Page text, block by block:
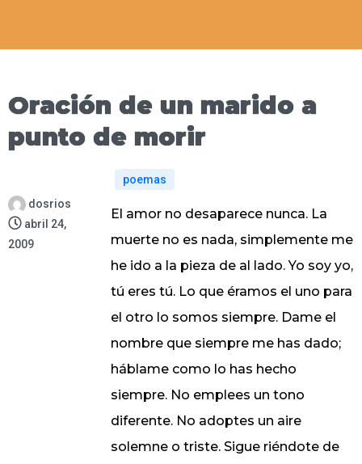
Oración de un marido a
punto de morir
dosrios
abril 24,
2009
poemas
El amor no desaparece nunca. La
muerte no es nada, simplemente me
he ido a la pieza de al lado. Yo soy yo,
tú eres tú. Lo que éramos el uno para
el otro lo somos siempre. Dame el
nombre que siempre me has dado;
háblame como lo has hecho
siempre. No emplees un tono
diferente. No adoptes un aire
solemne o triste. Sigue riéndote de